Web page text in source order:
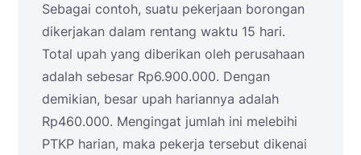
Sebagai contoh, suatu pekerjaan borongan
dikerjakan dalam rentang waktu 15 hari.
Total upah yang diberikan oleh perusahaan
adalah sebesar Rp6.900.000. Dengan
demikian, besar upah hariannya adalah
Rp460.000. Mengingat jumlah ini melebihi
PTKP harian, maka pekerja tersebut dikenai